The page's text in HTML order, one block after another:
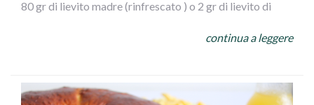
80 gr di lievito madre (rinfrescato ) o 2 gr di lievito di
100 gr di olive verdi denocciolate farcite al peperone
continua a leggere